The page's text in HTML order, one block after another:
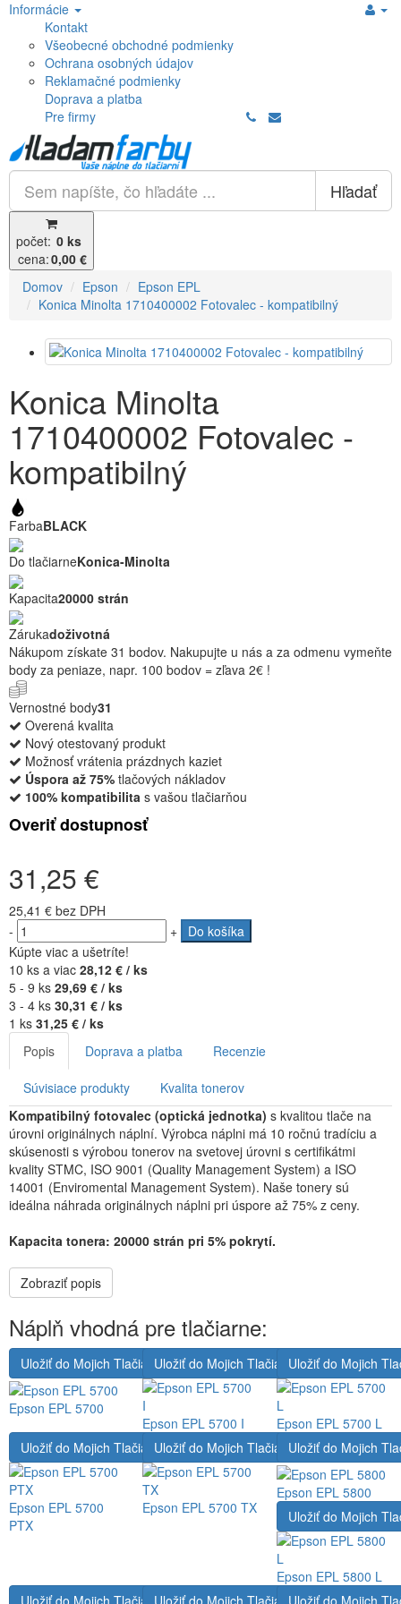
Informácie
Kontakt
Všeobecné obchodné podmienky
Ochrana osobných údajov
Reklamačné podmienky
Doprava a platba
Pre firmy
Hľadať
počet: 0 ks
cena:0,00 €
Domov
Epson
Epson EPL
Konica Minolta 1710400002 Fotovalec - kompatibilný
Konica Minolta
1710400002 Fotovalec -
kompatibilný
FarbaBLACK
Do tlačiarneKonica-Minolta
Kapacita20000 strán
Zárukadoživotná
Nákupom získate 31 bodov. Nakupujte u nás a za odmenu vymeňte
body za peniaze, napr. 100 bodov = zľava 2€ !
Vernostné body31
Overená kvalita
Nový otestovaný produkt
Možnosť vrátenia prázdnych kaziet
Úspora až 75% tlačových nákladov
100% kompatibilita s vašou tlačiarňou
Overiť dostupnosť
31,25 €
25,41 € bez DPH
-
+
Do košíka
Kúpte viac a ušetríte!
10 ks a viac 28,12 € / ks
5 - 9 ks 29,69 € / ks
3 - 4 ks 30,31 € / ks
1 ks 31,25 € / ks
Popis
Doprava a platba Recenzie
Súvisiace produkty
Kvalita tonerov
Kompatibilný fotovalec (optická jednotka) s kvalitou tlače na
úrovni originálnych náplní. Výrobca náplni má 10 ročnú tradíciu a
skúsenosti s výrobou tonerov na svetovej úrovni s certifikátmi
kvality STMC, ISO 9001 (Quality Management System) a ISO
14001 (Enviromental Management System). Naše tonery sú
ideálna náhrada originálnych náplni pri úspore až 75% z ceny.
Kapacita tonera: 20000 strán pri 5% pokrytí.
Zobraziť popis
Náplň vhodná pre tlačiarne:
Uložiť do Mojich Tlačiarní
Epson EPL 5700
Uložiť do Mojich Tlačiarní
Epson EPL 5700 I
Uložiť do Mojich
Epson EPL 5700 L
Uložiť do Mojich Tlačiarní
Epson EPL 5700
PTX
Uložiť do Mojich Tlačiarní
Epson EPL 5700 TX
Uložiť do Mojich
Epson EPL 5800
Uložiť do Mojich
Epson EPL 5800 L
Uložiť do Mojich TlačiarníUložiť do Mojich TlačiarníUložiť do Mojich